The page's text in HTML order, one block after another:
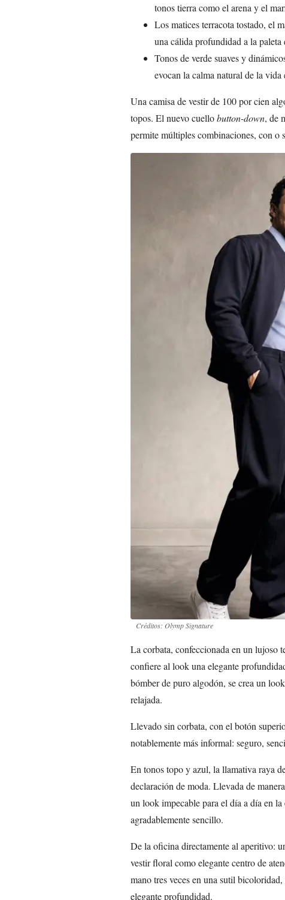
tonos tierra como el arena y el
Los matices terracota tostado, el
una cálida profundidad a la paleta
Tonos de verde suaves y
evocan la calma natural de la vida
Una camisa de vestir de 100 por cien
topos. El nuevo cuellobutton-down, de
permite múltiples combinaciones, con o
Créditos: Olymp Signature
La corbata, confeccionada en un lujoso
confiere al look una elegante
bómber de puro algodón, se crea un
relajada.
Llevado sin corbata, con el botón
notablemente más informal: seguro,
En tonos topo y azul, la llamativa raya
declaración de moda. Llevada de
un look impecable para el día a día en
agradablemente sencillo.
De la oficina directamente al aperitivo:
vestir floral como elegante centro de
mano tres veces en una sutil
elegante profundidad.